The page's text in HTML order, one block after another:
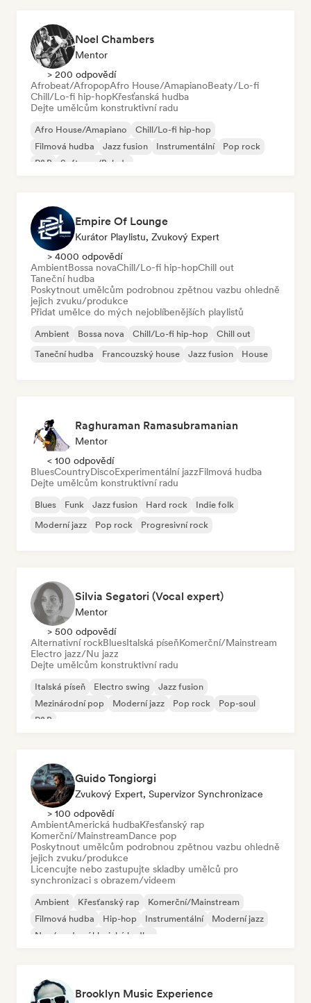
Noel Chambers
Mentor
> 200 odpovědí
Afrobeat/AfropopAfro House/AmapianoBeaty/Lo-fi
Chill/Lo-fi hip-hopKřesťanská hudba
Dejte umělcům konstruktivní radu
Afro House/Amapiano
Chill/Lo-fi hip-hop
Filmová hudba
Jazz fusion Instrumentální
Pop rock
R&B
Soft pop/Balada
Empire Of Lounge
Kurátor Playlistu, Zvukový Expert
> 4000 odpovědí
AmbientBossa novaChill/Lo-fi hip-hopChill out
Taneční hudba
Poskytnout umělcům podrobnou zpětnou vazbu ohledně
jejich zvuku/produkce
Přidat umělce do mých nejoblíbenějších playlistů
Ambient Bossa nova Chill/Lo-fi hip-hop
Chill out
Taneční hudba
Francouzský house Jazz fusion House
Raghuraman Ramasubramanian
Mentor
< 100 odpovědí
BluesCountryDiscoExperimentální jazzFilmová hudba
Dejte umělcům konstruktivní radu
Blues Funk Jazz fusion Hard rock
Indie folk
Moderní jazz
Pop rock Progresivní rock
Silvia Segatori (Vocal expert)
Mentor
> 500 odpovědí
Alternativní rockBluesItalská píseňKomerční/Mainstream
Electro jazz/Nu jazz
Dejte umělcům konstruktivní radu
Italská píseň Electro swing
Jazz fusion
Mezinárodní pop
Moderní jazz Pop rock
Pop-soul
R&B
Guido Tongiorgi
Zvukový Expert, Supervizor Synchronizace
> 100 odpovědí
AmbientAmerická hudbaKřesťanský rap
Komerční/MainstreamDance pop
Poskytnout umělcům podrobnou zpětnou vazbu ohledně
jejich zvuku/produkce
Licencujte nebo zastupujte skladby umělců pro
synchronizaci s obrazem/videem
Ambient Křesťanský rap
Komerční/Mainstream
Filmová hudba
Hip-hop Instrumentální
Moderní jazz
Neo/moderní klasická hudba
Brooklyn Music Experience